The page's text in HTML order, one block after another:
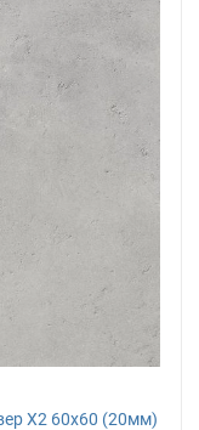
Х2 60х60 (20мм)